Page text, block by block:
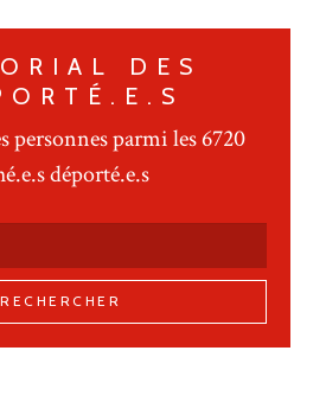
DES
personnes parmi les 6720
déporté.e.s
RECHERCHER